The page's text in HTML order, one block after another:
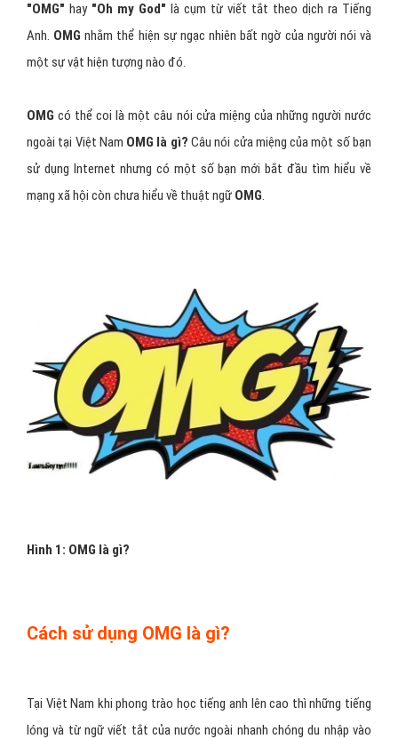
"OMG" hay "Oh my God" là cụm từ viết tắt theo dịch ra Tiếng
Anh. OMG nhằm thể hiện sự ngạc nhiên bất ngờ của người nói và
một sự vật hiện tượng nào đó.
OMG có thể coi là một câu nói cửa miệng của những người nước
ngoài tại Việt Nam OMG là gì?Câu nói cửa miệng của một số bạn
sử dụng Internet nhưng có một số bạn mới bắt đầu tìm hiểu về
mạng xã hội còn chưa hiểu về thuật ngữ OMG.
Hình 1: OMG là gì?
Cách sử dụng OMG là gì?
Tại Việt Nam khi phong trào học tiếng anh lên cao thì những tiếng
lóng và từ ngữ viết tắt của nước ngoài nhanh chóng du nhập vào